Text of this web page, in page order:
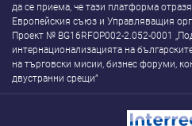
да се приема, че тази платформа
Европейския съюз и Управляващия
Проект № BG16RFOP002-2.052-0001
интернационализацията на
на търговски мисии, бизнес форуми,
двустранни срещи”